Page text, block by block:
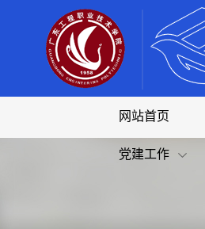
网站首页
党建工作